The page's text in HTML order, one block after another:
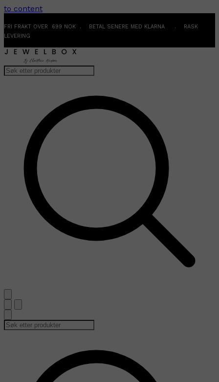
to content
FRI FRAKT OVER 699 NOK . BETAL SENERE MED KLARNA . RASK
LEVERING